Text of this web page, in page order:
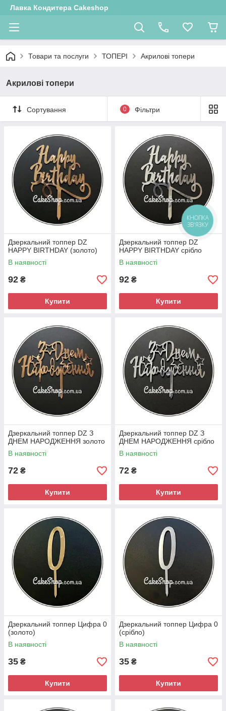
Лавка Кондитера Cakeshop
Товари та послуги ТОПЕРІ Акрилові топери
Акрилові топери
Сортування 0 Фільтри
Дзеркальний топпер DZ
HAPPY BIRTHDAY (золото)
В наявності
92 ₴
Купити
Дзеркальний топпер DZ
HAPPY BIRTHDAY срібло
В наявності
92 ₴
Купити
Дзеркальний топпер DZ З
ДНЕМ НАРОДЖЕННЯ золото
В наявності
72 ₴
Купити
Дзеркальний топпер DZ З
ДНЕМ НАРОДЖЕННЯ срібло
В наявності
72 ₴
Купити
Дзеркальний топпер Цифра 0
(золото)
В наявності
35 ₴
Купити
Дзеркальний топпер Цифра 0
(срібло)
В наявності
35 ₴
Купити
КНОПКА
ЗВ'ЯЗКУ